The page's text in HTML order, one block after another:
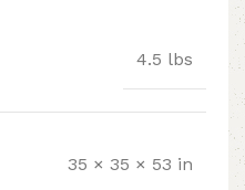
4.5 lbs
35 × 35 × 53 in